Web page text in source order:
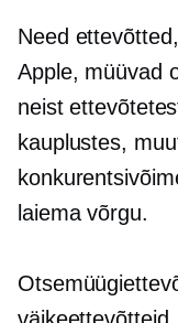
Need
Apple, müüvad
neist
kauplustes,
laiema võrgu.